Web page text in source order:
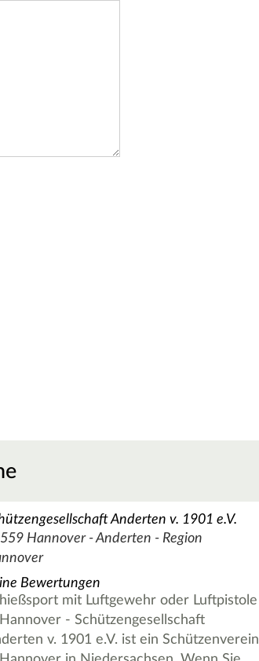
Anderten v. 1901 e.V.
Hannover - Anderten - Region
Bewertungen
mit Luftgewehr oder Luftpistole
- Schützengesellschaft
v. 1901 e.V. ist ein Schützenverein